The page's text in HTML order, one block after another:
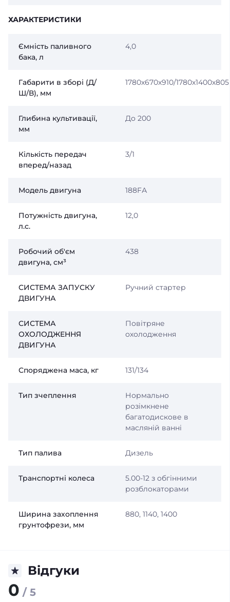
ХАРАКТЕРИСТИКИ
Ємність паливного
бака, л
4,0
Габарити в зборі (Д/
Ш/В), мм
1780х670х910/1780х1400х805
Глибина культивації,
мм
До 200
Кількість передач
вперед/назад
3/1
Модель двигуна 188FА
Потужність двигуна,
л.с.
12,0
Робочий об'єм
двигуна, см³
438
СИСТЕМА ЗАПУСКУ
ДВИГУНА
Ручний стартер
СИСТЕМА
ОХОЛОДЖЕННЯ
ДВИГУНА
Повітряне
охолодження
Споряджена маса, кг 131/134
Тип зчеплення
Нормально
розімкнене
багатодискове в
масляній ванні
Тип палива Дизель
Транспортні колеса
5.00-12 з обгінними
розблокаторами
Ширина захоплення
грунтофрези, мм
880, 1140, 1400
Відгуки
0 / 5